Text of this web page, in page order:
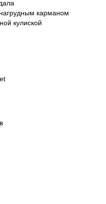
карманом
кулиской